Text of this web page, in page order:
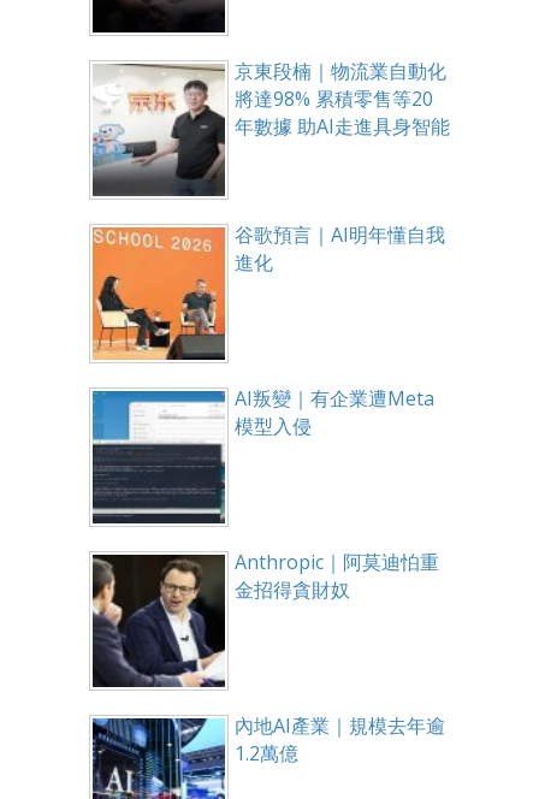
京東段楠｜物流業自動化
將達98% 累積零售等20
年數據 助AI走進具身智能
谷歌預言｜AI明年懂自我
進化
AI叛變｜有企業遭Meta
模型入侵
Anthropic｜阿莫迪怕重
金招得貪財奴
內地AI產業｜規模去年逾
1.2萬億